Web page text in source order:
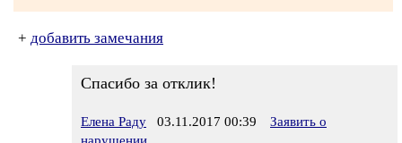
+ добавить замечания
Спасибо за отклик!
Елена Раду 03.11.2017 00:39
Заявить о